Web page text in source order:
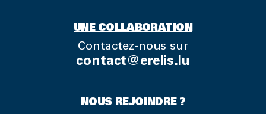
UNE COLLABORATION
Contactez-nous sur
contact@erelis.lu
NOUS REJOINDRE ?